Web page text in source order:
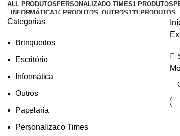
ALL PRODUTOS PERSONALIZADO TIMES1 PRODUTOS
INFORMÁTICA14 PRODUTOS OUTROS133 PRODUTOS
Categorias
Brinquedos
Escritório
Informática
Outros
Papelaria
Personalizado Times